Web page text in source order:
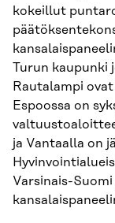
kokeillut
Turun kaupunki
Rautalampi
Espoossa on
ja Vantaalla on
Varsinais-